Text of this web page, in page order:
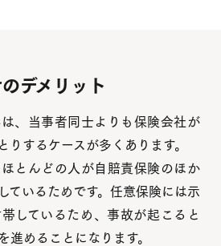
デメリット
、当事者同士よりも保険会社が
りするケースが多くあります。
とんどの人が自賠責保険のほか
ているためです。任意保険には示
しているため、事故が起こると
進めることになります。